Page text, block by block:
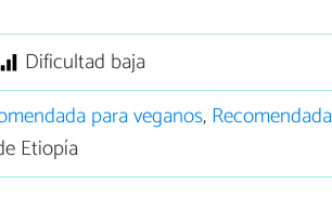
Dificultad baja
para veganos,Recomendada
Etiopía